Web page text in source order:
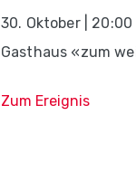
30. Oktober | 20:00
Gasthaus «zum
Zum Ereignis